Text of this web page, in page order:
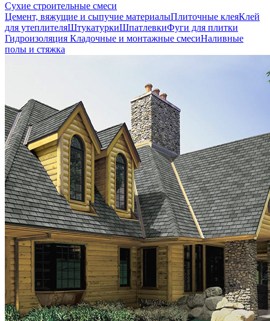
Сухие строительные смеси
Цемент, вяжущие и сыпучие материалыПлиточные клеяКлей
для утеплителяШтукатуркиШпатлевкиФуги для плитки
Гидроизоляция Кладочные и монтажные смесиНаливные
полы и стяжка